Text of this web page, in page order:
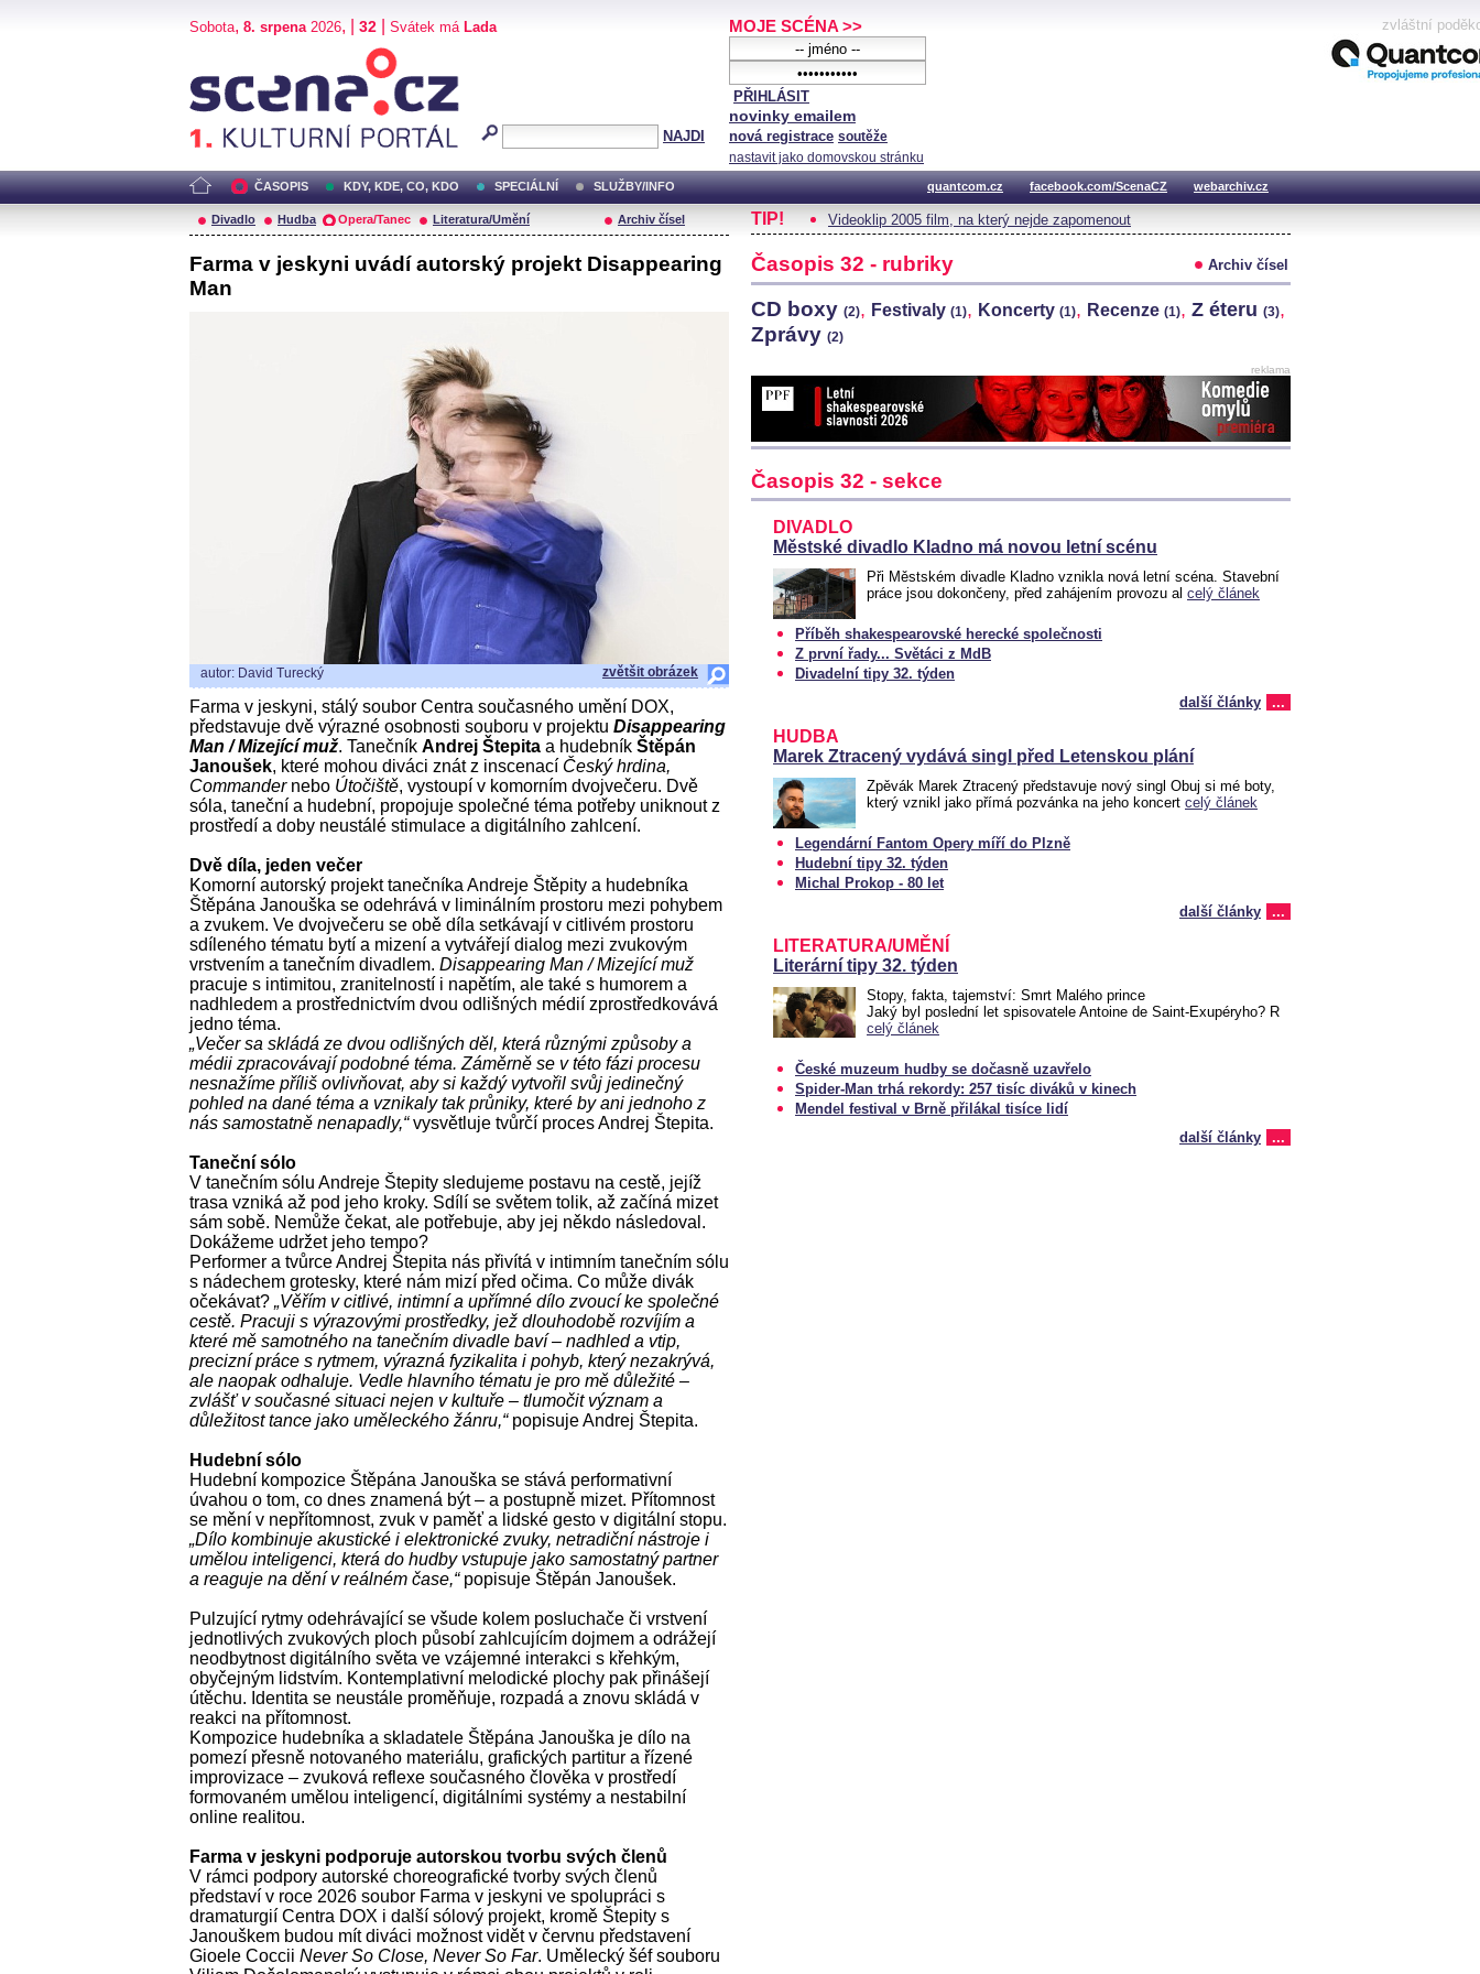
Sobota, 8. srpena2026, | 32 Svátek má Lada
NAJDI
MOJE SCÉNA >>
PŘIHLÁSIT
novinky emailem
nová registrace soutěže
nastavit jako domovskou stránku
zvláštní
ČASOPIS KDY, KDE, CO, KDO SPECIÁLNÍ SLUŽBY/INFO quantcom.cz facebook.com/ScenaCZ webarchiv.cz
Divadlo Hudba Opera/Tanec Literatura/Umění Archiv čísel
Farma v jeskyni uvádí autorský projekt Disappearing
Man
autor: David Turecký zvětšit obrázek
Farma v jeskyni, stálý soubor Centra současného umění DOX,
představuje dvě výrazné osobnosti souboru v projektu Disappearing
Man / Mizející muž. Tanečník Andrej Štepita a hudebník Štěpán
Janoušek, které mohou diváci znát z inscenací Český hrdina,
Commandernebo Útočiště, vystoupí v komorním dvojvečeru. Dvě
sóla, taneční a hudební, propojuje společné téma potřeby uniknout z
prostředí a doby neustálé stimulace a digitálního zahlcení.
Dvě díla, jeden večer
Komorní autorský projekt tanečníka Andreje Štěpity a hudebníka
Štěpána Janouška se odehrává v liminálním prostoru mezi pohybem
a zvukem. Ve dvojvečeru se obě díla setkávají v citlivém prostoru
sdíleného tématu bytí a mizení a vytvářejí dialog mezi zvukovým
vrstvením a tanečním divadlem. Disappearing Man / Mizející muž
pracuje s intimitou, zranitelností i napětím, ale také s humorem a
nadhledem a prostřednictvím dvou odlišných médií zprostředkovává
jedno téma.
„Večer sa skládá ze dvou odlišných děl, která různými způsoby a
médii zpracovávají podobné téma. Záměrně se v této fázi procesu
nesnažíme příliš ovlivňovat, aby si každý vytvořil svůj jedinečný
pohled na dané téma a vznikaly tak průniky, které by ani jednoho z
nás samostatně nenapadly,“vysvětluje tvůrčí proces Andrej Štepita.
Taneční sólo
V tanečním sólu Andreje Štepity sledujeme postavu na cestě, jejíž
trasa vzniká až pod jeho kroky. Sdílí se světem tolik, až začíná mizet
sám sobě. Nemůže čekat, ale potřebuje, aby jej někdo následoval.
Dokážeme udržet jeho tempo?
Performer a tvůrce Andrej Štepita nás přivítá v intimním tanečním sólu
s nádechem grotesky, které nám mizí před očima. Co může divák
očekávat? „Věřím v citlivé, intimní a upřímné dílo zvoucí ke společné
cestě. Pracuji s výrazovými prostředky, jež dlouhodobě rozvíjím a
které mě samotného na tanečním divadle baví – nadhled a vtip,
precizní práce s rytmem, výrazná fyzikalita i pohyb, který nezakrývá,
ale naopak odhaluje. Vedle hlavního tématu je pro mě důležité –
zvlášť v současné situaci nejen v kultuře – tlumočit význam a
důležitost tance jako uměleckého žánru,“popisuje Andrej Štepita.
Hudební sólo
Hudební kompozice Štěpána Janouška se stává performativní
úvahou o tom, co dnes znamená být – a postupně mizet. Přítomnost
se mění v nepřítomnost, zvuk v paměť a lidské gesto v digitální stopu.
„Dílo kombinuje akustické i elektronické zvuky, netradiční nástroje i
umělou inteligenci, která do hudby vstupuje jako samostatný partner
a reaguje na dění v reálném čase,“popisuje Štěpán Janoušek.
Pulzující rytmy odehrávající se všude kolem posluchače či vrstvení
jednotlivých zvukových ploch působí zahlcujícím dojmem a odrážejí
neodbytnost digitálního světa ve vzájemné interakci s křehkým,
obyčejným lidstvím. Kontemplativní melodické plochy pak přinášejí
útěchu. Identita se neustále proměňuje, rozpadá a znovu skládá v
reakci na přítomnost.
Kompozice hudebníka a skladatele Štěpána Janouška je dílo na
pomezí přesně notovaného materiálu, grafických partitur a řízené
improvizace – zvuková reflexe současného člověka v prostředí
formovaném umělou inteligencí, digitálními systémy a nestabilní
online realitou.
Farma v jeskyni podporuje autorskou tvorbu svých členů
V rámci podpory autorské choreografické tvorby svých členů
představí v roce 2026 soubor Farma v jeskyni ve spolupráci s
dramaturgií Centra DOX i další sólový projekt, kromě Štepity s
Janouškem budou mít diváci možnost vidět v červnu představení
Gioele Coccii Never So Close, Never So Far. Umělecký šéf souboru
TIP! Videoklip 2005 film, na který nejde zapomenout
Časopis 32 - rubriky Archiv čísel
CD boxy (2), Festivaly (1), Koncerty (1), Recenze (1), Z éteru (3),
Zprávy (2)
reklama
Časopis 32 - sekce
DIVADLO
Městské divadlo Kladno má novou letní scénu
Při Městském divadle Kladno vznikla nová letní scéna. Stavební
práce jsou dokončeny, před zahájením provozu al celý článek
Příběh shakespearovské herecké společnosti
Z první řady... Světáci z MdB
Divadelní tipy 32. týden
další články
...
HUDBA
Marek Ztracený vydává singl před Letenskou plání
Zpěvák Marek Ztracený představuje nový singl Obuj si mé boty,
který vznikl jako přímá pozvánka na jeho koncert celý článek
Legendární Fantom Opery míří do Plzně
Hudební tipy 32. týden
Michal Prokop - 80 let
další články
...
LITERATURA/UMĚNÍ
Literární tipy 32. týden
Stopy, fakta, tajemství: Smrt Malého prince
Jaký byl poslední let spisovatele Antoine de Saint-Exupéryho? R
celý článek
České muzeum hudby se dočasně uzavřelo
Spider-Man trhá rekordy: 257 tisíc diváků v kinech
Mendel festival v Brně přilákal tisíce lidí
další články
...